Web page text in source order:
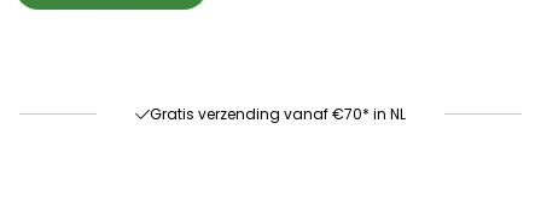
Gratis verzending vanaf €70* in NL